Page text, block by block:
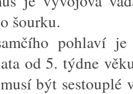
šourku.
pohlaví
od 5. týdne
být sestouplé